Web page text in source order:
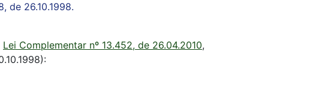
de 26.10.1998.
Lei Complementar nº 13.452, de 26.04.2010,